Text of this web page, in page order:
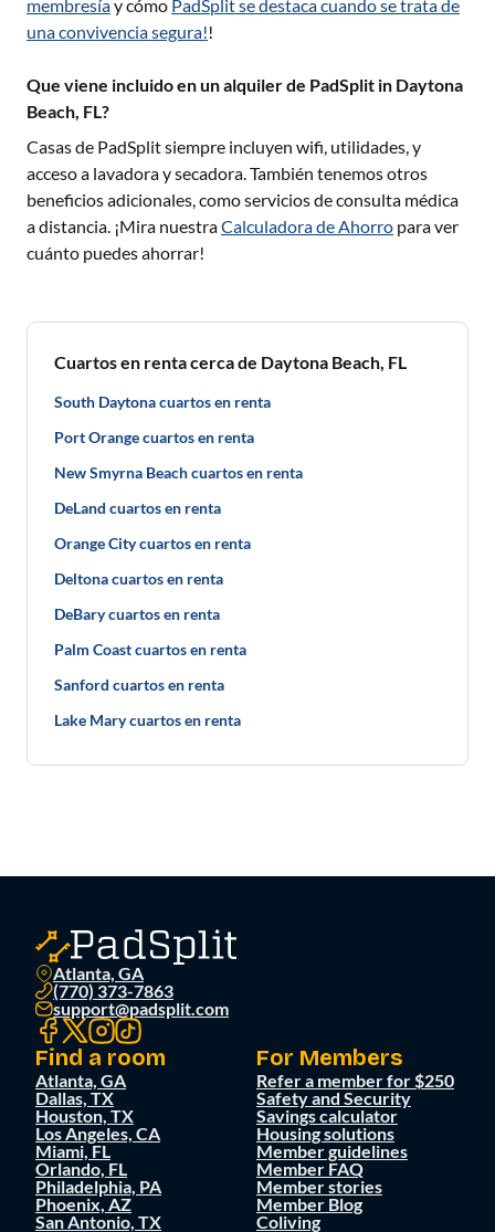
membresíay cómo PadSplit se destaca cuando se trata de
una convivencia segura!!
Que viene incluido en un alquiler de PadSplit in Daytona
Beach, FL?
Casas de PadSplit siempre incluyen wifi, utilidades, y
acceso a lavadora y secadora. También tenemos otros
beneficios adicionales, como servicios de consulta médica
a distancia. ¡Mira nuestraCalculadora de Ahorro para ver
cuánto puedes ahorrar!
Cuartos en renta cerca de Daytona Beach, FL
South Daytona cuartos en renta
Port Orange cuartos en renta
New Smyrna Beach cuartos en renta
DeLand cuartos en renta
Orange City cuartos en renta
Deltona cuartos en renta
DeBary cuartos en renta
Palm Coast cuartos en renta
Sanford cuartos en renta
Lake Mary cuartos en renta
Atlanta, GA
(770) 373-7863
support@padsplit.com
Find a room
Atlanta, GA
Dallas, TX
Houston, TX
Los Angeles, CA
Miami, FL
Orlando, FL
Philadelphia, PA
Phoenix, AZ
San Antonio, TX
For Members
Refer a member for $250
Safety and Security
Savings calculator
Housing solutions
Member guidelines
Member FAQ
Member stories
Member Blog
Coliving